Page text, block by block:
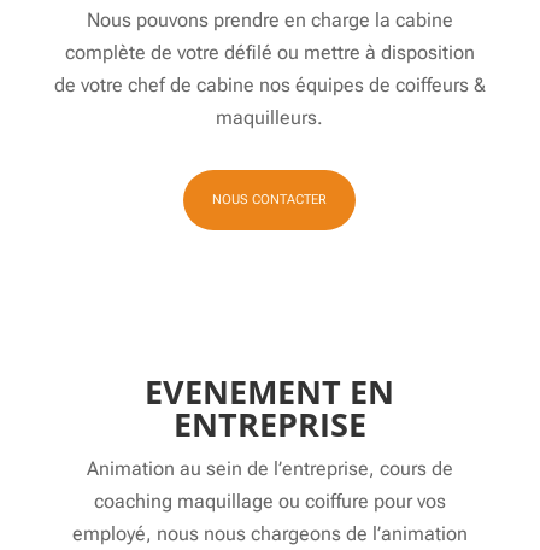
Nous pouvons prendre en charge la cabine
complète de votre défilé ou mettre à disposition
de votre chef de cabine nos équipes de coiffeurs &
maquilleurs.
NOUS CONTACTER
EVENEMENT EN
ENTREPRISE
Animation au sein de l’entreprise, cours de
coaching maquillage ou coiffure pour vos
employé, nous nous chargeons de l’animation